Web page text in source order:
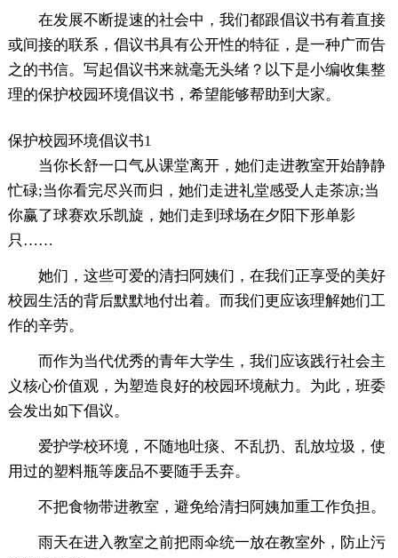
在发展不断提速的社会中，我们都跟倡议书有着直接
或间接的联系，倡议书具有公开性的特征，是一种广而告
之的书信。写起倡议书来就毫无头绪？以下是小编收集整
理的保护校园环境倡议书，希望能够帮助到大家。
保护校园环境倡议书1
当你长舒一口气从课堂离开，她们走进教室开始静静
忙碌;当你看完尽兴而归，她们走进礼堂感受人走茶凉;当
你赢了球赛欢乐凯旋，她们走到球场在夕阳下形单影
只……
她们，这些可爱的清扫阿姨们，在我们正享受的美好
校园生活的背后默默地付出着。而我们更应该理解她们工
作的辛劳。
而作为当代优秀的青年大学生，我们应该践行社会主
义核心价值观，为塑造良好的校园环境献力。为此，班委
会发出如下倡议。
爱护学校环境，不随地吐痰、不乱扔、乱放垃圾，使
用过的塑料瓶等废品不要随手丢弃。
不把食物带进教室，避免给清扫阿姨加重工作负担。
雨天在进入教室之前把雨伞统一放在教室外，防止污